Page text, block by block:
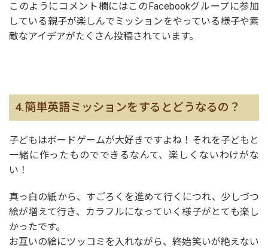
このようにコメント欄にはこのFacebookグループに参加
している親子が楽しんでミッションをやっている様子や素
敵なアイデアがたくさん投稿されています。
4.簡単英語ミッションをするとどうなるの？
子どもはボードゲームが大好きですよね！それを子どもと
一緒に作ったものでできるなんて、楽しくないわけがな
い！
真っ白の紙から、すごろくを進めて行くにつれ、少しづつ
絵が増えて行き、カラフルになっていく様子がとても楽し
かったです。
お互いの絵にツッコミを入れながら、終始笑いが絶えない